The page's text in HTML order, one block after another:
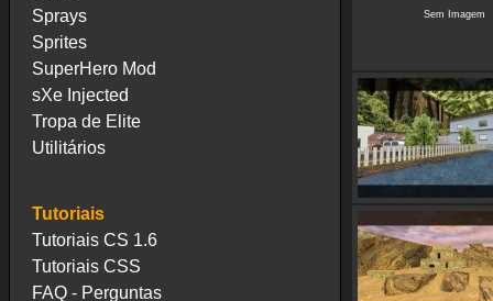
Sprays
Sprites
SuperHero Mod
sXe Injected
Tropa de Elite
Utilitários
Tutoriais
Tutoriais CS 1.6
Tutoriais CSS
FAQ - Perguntas
Sem Imagem